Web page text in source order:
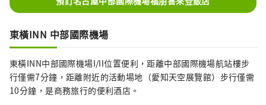
東橫INN 中部國際機場
東橫INN中部國際機場I/II位置便利，距離中部國際機場航站樓步
行僅需7分鐘，距離附近的活動場地（愛知天空展覽館）步行僅需
10分鐘，是商務旅行的便利酒店。